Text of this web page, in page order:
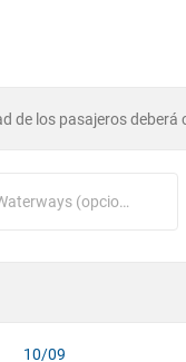
de los pasajeros deberá
Nº tarjeta cliente AmaWaterways (opcional)
10/09